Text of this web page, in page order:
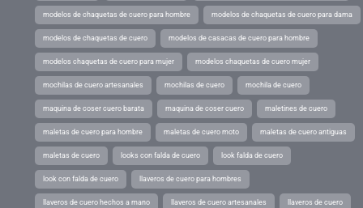
modelos de chaquetas de cuero para hombre modelos de chaquetas de cuero para dama
modelos de chaquetas de cuero modelos de casacas de cuero para hombre
modelos chaquetas de cuero para mujer modelos chaquetas de cuero mujer
mochilas de cuero artesanales mochilas de cuero mochila de cuero
maquina de coser cuero barata maquina de coser cuero maletines de cuero
maletas de cuero para hombre maletas de cuero moto maletas de cuero antiguas
maletas de cuero looks con falda de cuero look falda de cuero
look con falda de cuero llaveros de cuero para hombres
llaveros de cuero hechos a mano llaveros de cuero artesanales llaveros de cuero